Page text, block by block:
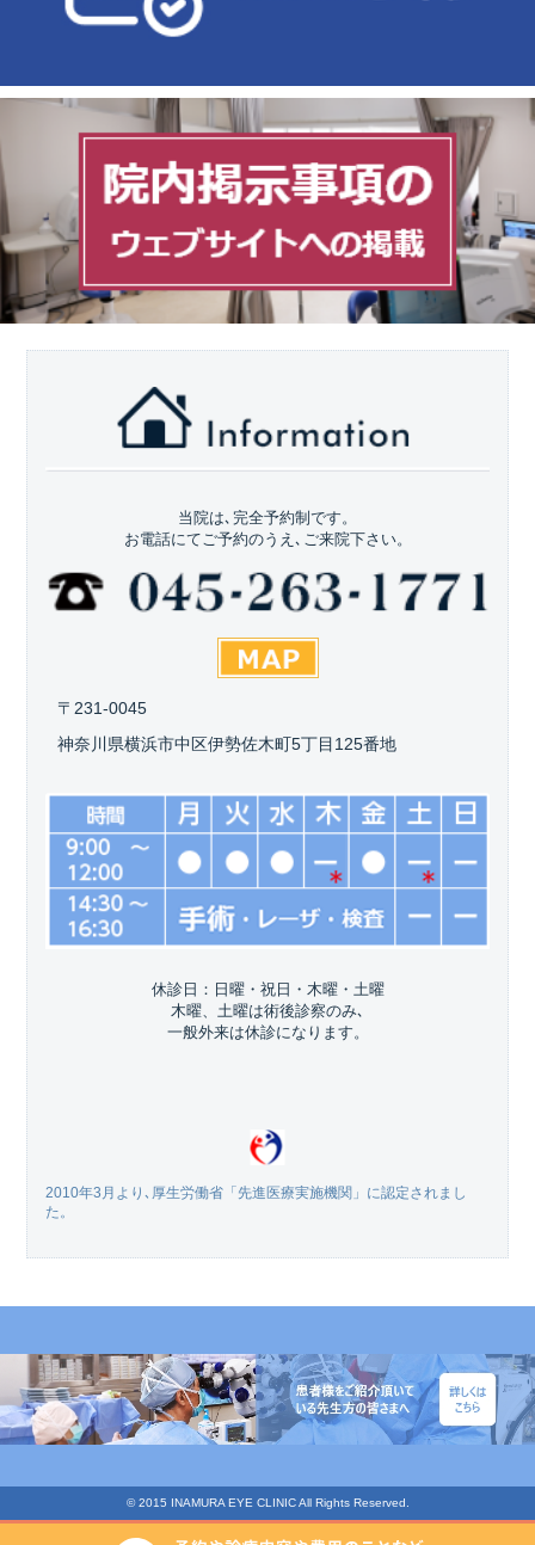
当院は､完全予約制です。
お電話にてご予約のうえ､ご来院下さい。
〒231-0045
神奈川県横浜市中区伊勢佐木町5丁目125番地
休診日：日曜・祝日・木曜・土曜
木曜、土曜は術後診察のみ､
一般外来は休診になります。
2010年3月より､厚生労働省「先進医療実施機関」に認定されまし
た。
© 2015 INAMURA EYE CLINIC All Rights Reserved.